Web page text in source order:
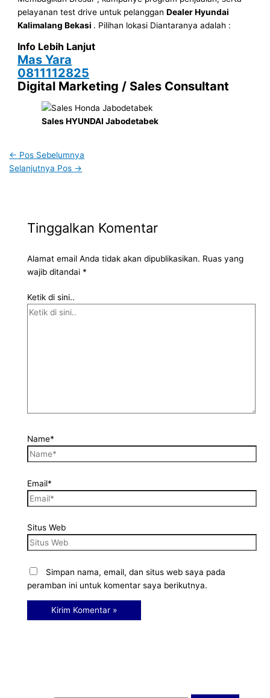
pelayanan test drive untuk pelangganDealer Hyundai
Kalimalang Bekasi . Pilihan lokasi Diantaranya adalah :
Info Lebih Lanjut
Mas Yara
0811112825
Digital Marketing / Sales Consultant
Sales HYUNDAI Jabodetabek
← Pos Sebelumnya
Selanjutnya Pos →
Tinggalkan Komentar
Alamat email Anda tidak akan dipublikasikan. Ruas yang
wajib ditandai *
Ketik di sini..
Name*
Email*
Situs Web
Simpan nama, email, dan situs web saya pada
peramban ini untuk komentar saya berikutnya.